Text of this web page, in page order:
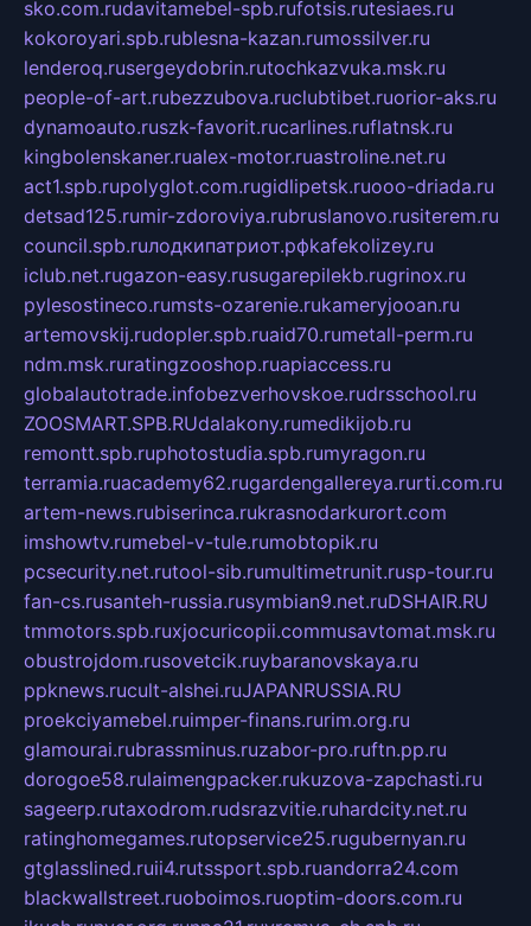
sko.com.rudavitamebel-spb.rufotsis.rutesiaes.ru
kokoroyari.spb.rublesna-kazan.rumossilver.ru
lenderoq.rusergeydobrin.rutochkazvuka.msk.ru
people-of-art.rubezzubova.ruclubtibet.ruorior-aks.ru
dynamoauto.ruszk-favorit.rucarlines.ruflatnsk.ru
kingbolenskaner.rualex-motor.ruastroline.net.ru
act1.spb.rupolyglot.com.rugidlipetsk.ruooo-driada.ru
detsad125.rumir-zdoroviya.rubruslanovo.rusiterem.ru
council.spb.ruлодкипатриот.рфkafekolizey.ru
iclub.net.rugazon-easy.rusugarepilekb.rugrinox.ru
pylesostineco.rumsts-ozarenie.rukameryjooan.ru
artemovskij.rudopler.spb.ruaid70.rumetall-perm.ru
ndm.msk.ruratingzooshop.ruapiaccess.ru
globalautotrade.infobezverhovskoe.rudrsschool.ru
ZOOSMART.SPB.RUdalakony.rumedikijob.ru
remontt.spb.ruphotostudia.spb.rumyragon.ru
terramia.ruacademy62.rugardengallereya.rurti.com.ru
artem-news.rubiserinca.rukrasnodarkurort.com
imshowtv.rumebel-v-tule.rumobtopik.ru
pcsecurity.net.rutool-sib.rumultimetrunit.rusp-tour.ru
fan-cs.rusanteh-russia.rusymbian9.net.ruDSHAIR.RU
tmmotors.spb.ruxjocuricopii.commusavtomat.msk.ru
obustrojdom.rusovetcik.ruybaranovskaya.ru
ppknews.rucult-alshei.ruJAPANRUSSIA.RU
proekciyamebel.ruimper-finans.rurim.org.ru
glamourai.rubrassminus.ruzabor-pro.ruftn.pp.ru
dorogoe58.rulaimengpacker.rukuzova-zapchasti.ru
sageerp.rutaxodrom.rudsrazvitie.ruhardcity.net.ru
ratinghomegames.rutopservice25.rugubernyan.ru
gtglasslined.ruii4.rutssport.spb.ruandorra24.com
blackwallstreet.ruoboimos.ruoptim-doors.com.ru